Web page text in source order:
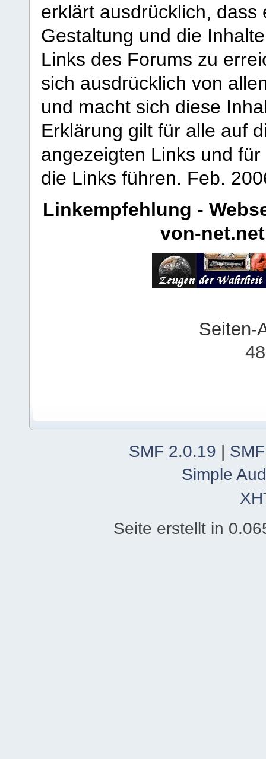
erklärt ausdrücklich,
Gestaltung und die
Links des Forums zu
sich ausdrücklich von
und macht sich diese
Erklärung gilt für alle auf
angezeigten Links und
die Links führen. Feb.
Linkempfehlung -
von-net.net
Seiten-
SMF 2.0.19 |
Simple
Seite erstellt in